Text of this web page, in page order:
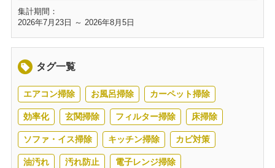
集計期間：
2026年7月23日 ～ 2026年8月5日
タグ一覧
エアコン掃除 お風呂掃除 カーペット掃除
効率化 玄関掃除 フィルター掃除 床掃除
ソファ・イス掃除 キッチン掃除 カビ対策
油汚れ 汚れ防止 電子レンジ掃除